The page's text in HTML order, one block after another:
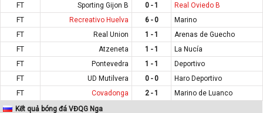
FT
Sporting Gijon B 0 - 1
Real Oviedo B
FT
Recreativo Huelva 6 - 0
Marino
FT
Real Union 1 - 1
Arenas de Guecho
FT
Atzeneta 1 - 1
La Nucía
FT
Pontevedra 1 - 1
Deportivo
FT
UD Mutilvera 0 - 0
Haro Deportivo
FT
Covadonga 2 - 1
Marino de Luanco
Kết quả bóng đá VĐQG Nga